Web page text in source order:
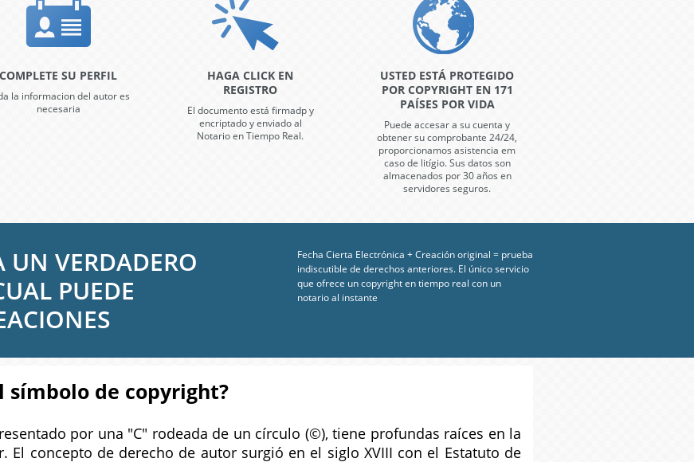
COMPLETE SU PERFIL
la informacion del autor es
necesaria
HAGA CLICK EN
REGISTRO
El documento está firmadp y
encriptado y enviado al
Notario en Tiempo Real.
USTED ESTÁ PROTEGIDO
POR COPYRIGHT EN 171
PAÍSES POR VIDA
Puede accesar a su cuenta y
obtener su comprobante 24/24,
proporcionamos asistencia em
caso de litígio. Sus datos son
almacenados por 30 años en
servidores seguros.
UN VERDADERO
PUEDE
Fecha Cierta Electrónica + Creación original = prueba
indiscutible de derechos anteriores. El único servicio
que ofrece un copyright en tiempo real con un
notario al instante
símbolo de copyright?
por una "C" rodeada de un círculo (©), tiene profundas raíces en la
El concepto de derecho de autor surgió en el siglo XVIII con el Estatuto de